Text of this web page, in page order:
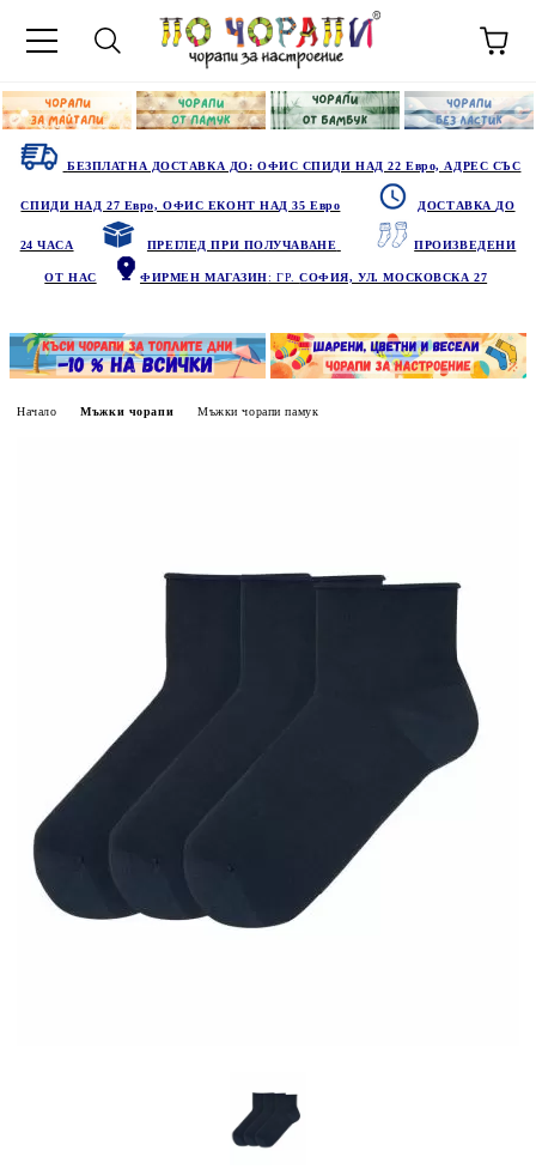
БЕЗПЛАТНА ДОСТАВКА ДО: ОФИС СПИДИ НАД 22 Евро, АДРЕС СЪС
СПИДИ НАД 27 Евро, ОФИС ЕКОНТ НАД 35 Евро ДОСТАВКА ДО
24 ЧАСА ПРЕГЛЕД ПРИ ПОЛУЧАВАНЕ ПРОИЗВЕДЕНИ
ОТ НАС ФИРМЕН МАГАЗИН: ГР.СОФИЯ, УЛ. МОСКОВСКА 27
Начало Мъжки чорапи Мъжки чорапи памук